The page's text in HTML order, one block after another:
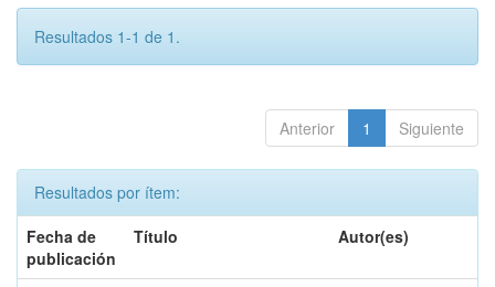
Resultados 1-1 de 1.
Anterior 1 Siguiente
Resultados por ítem:
Fecha de
publicación
Título Autor(es)